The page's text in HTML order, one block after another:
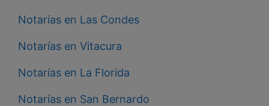
Notarías en Las Condes
Notarías en Vitacura
Notarías en La Florida
Notarías en San Bernardo